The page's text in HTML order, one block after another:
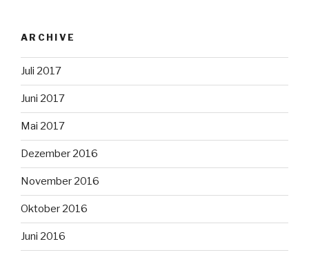
ARCHIVE
Juli 2017
Juni 2017
Mai 2017
Dezember 2016
November 2016
Oktober 2016
Juni 2016